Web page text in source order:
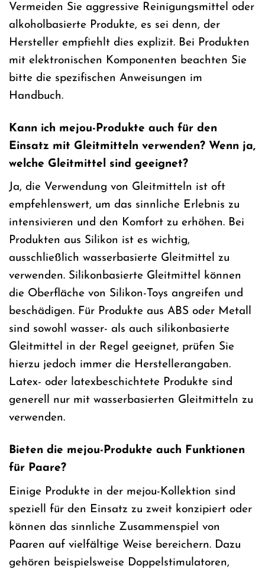
Vermeiden Sie aggressive Reinigungsmittel oder
alkoholbasierte Produkte, es sei denn, der
Hersteller empfiehlt dies explizit. Bei Produkten
mit elektronischen Komponenten beachten Sie
bitte die spezifischen Anweisungen im
Handbuch.
Kann ich mejou-Produkte auch für den
Einsatz mit Gleitmitteln verwenden? Wenn ja,
welche Gleitmittel sind geeignet?
Ja, die Verwendung von Gleitmitteln ist oft
empfehlenswert, um das sinnliche Erlebnis zu
intensivieren und den Komfort zu erhöhen. Bei
Produkten aus Silikon ist es wichtig,
ausschließlich wasserbasierte Gleitmittel zu
verwenden. Silikonbasierte Gleitmittel können
die Oberfläche von Silikon-Toys angreifen und
beschädigen. Für Produkte aus ABS oder Metall
sind sowohl wasser- als auch silikonbasierte
Gleitmittel in der Regel geeignet, prüfen Sie
hierzu jedoch immer die Herstellerangaben.
Latex- oder latexbeschichtete Produkte sind
generell nur mit wasserbasierten Gleitmitteln zu
verwenden.
Bieten die mejou-Produkte auch Funktionen
für Paare?
Einige Produkte in der mejou-Kollektion sind
speziell für den Einsatz zu zweit konzipiert oder
können das sinnliche Zusammenspiel von
Paaren auf vielfältige Weise bereichern. Dazu
gehören beispielsweise Doppelstimulatoren,